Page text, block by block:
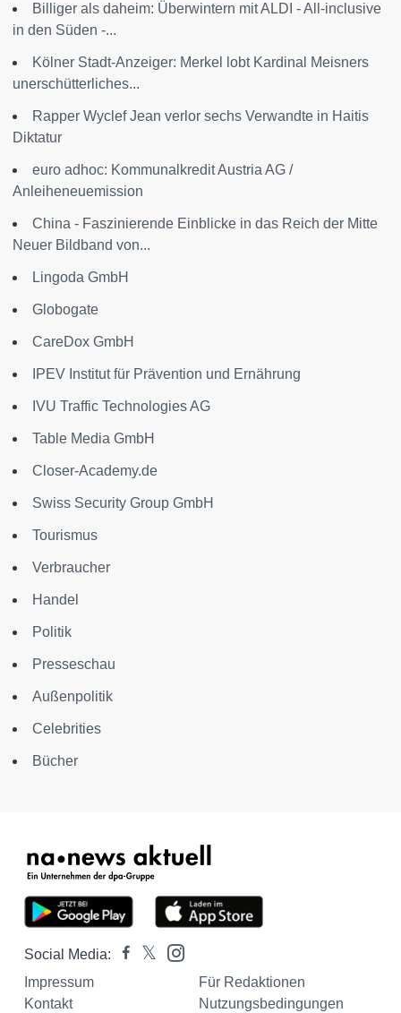
Billiger als daheim: Überwintern mit ALDI - All-inclusive
in den Süden -...
Kölner Stadt-Anzeiger: Merkel lobt Kardinal Meisners
unerschütterliches...
Rapper Wyclef Jean verlor sechs Verwandte in Haitis
Diktatur
euro adhoc: Kommunalkredit Austria AG /
Anleiheneuemission
China - Faszinierende Einblicke in das Reich der Mitte
Neuer Bildband von...
Lingoda GmbH
Globogate
CareDox GmbH
IPEV Institut für Prävention und Ernährung
IVU Traffic Technologies AG
Table Media GmbH
Closer-Academy.de
Swiss Security Group GmbH
Tourismus
Verbraucher
Handel
Politik
Presseschau
Außenpolitik
Celebrities
Bücher
Social Media:
Impressum
Für Redaktionen
Kontakt
Nutzungsbedingungen